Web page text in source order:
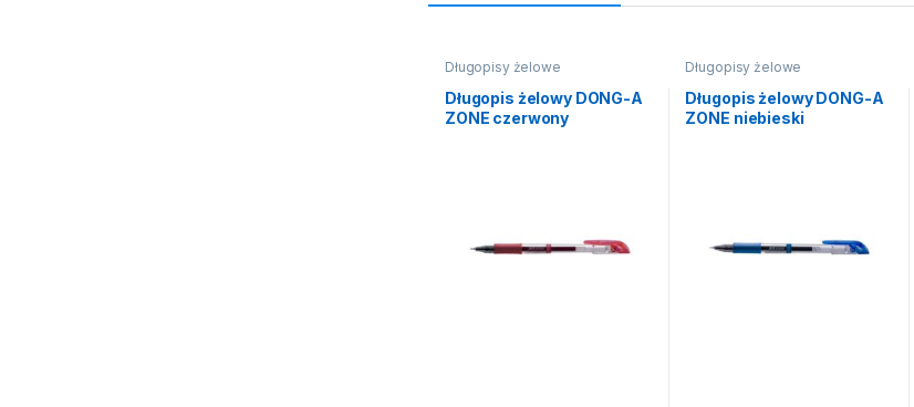
Długopisy żelowe
Długopis żelowy DONG-A
ZONE czerwony
Długopisy żelowe
Długopis żelowy DONG-A
ZONE niebieski